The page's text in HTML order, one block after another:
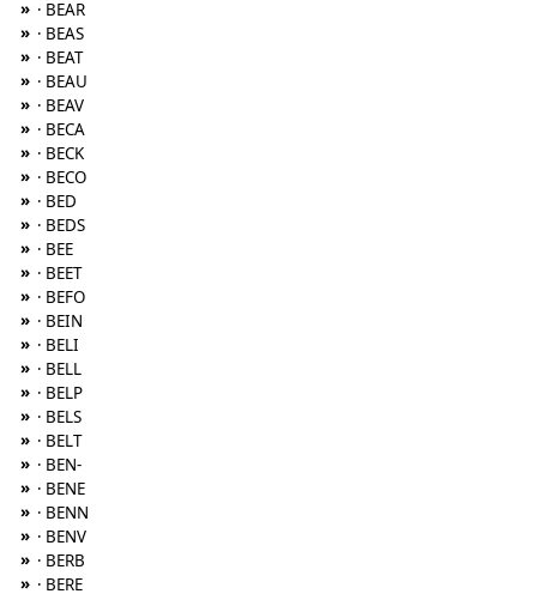
» · BEAR
» · BEAS
» · BEAT
» · BEAU
» · BEAV
» · BECA
» · BECK
» · BECO
» · BED
» · BEDS
» · BEE
» · BEET
» · BEFO
» · BEIN
» · BELI
» · BELL
» · BELP
» · BELS
» · BELT
» · BEN-
» · BENE
» · BENN
» · BENV
» · BERB
» · BERE